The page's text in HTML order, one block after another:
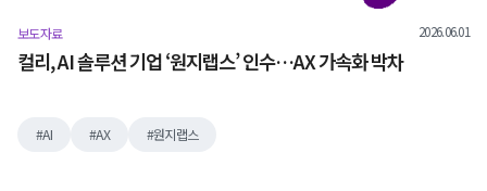
보도자료 2026.06.01
컬리, AI 솔루션 기업 ‘원지랩스’ 인수…AX 가속화 박차
AI AX 원지랩스